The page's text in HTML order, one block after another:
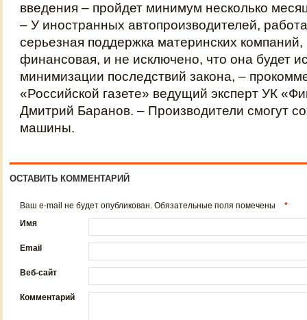
введения – пройдет минимум несколько
– У иностранных автопроизводителей,
серьезная поддержка материнских
финансовая, и не исключено, что она будет
минимизации последствий закона, –
«Российской газете» ведущий эксперт УК
Дмитрий Баранов. – Производители смогут
машины.
ОСТАВИТЬ КОММЕНТАРИЙ
Ваш e-mail не будет опубликован. Обязательные поля помечены
*
Имя
Email
Веб-сайт
Комментарий